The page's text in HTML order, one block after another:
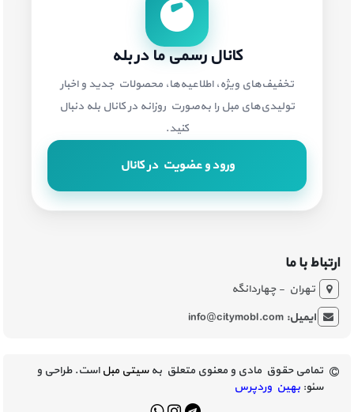
کانال رسمی ما در بله
تخفیف‌های ویژه، اطلاعیه‌ها، محصولات جدید و اخبار
تولیدی‌های مبل را به‌صورت روزانه در کانال بله دنبال
کنید.
ورود و عضویت در کانال
ارتباط با ما
تهران - چهاردانگه
ایمیل:info@citymobl.com
تمامی حقوق مادی و معنوی متعلق بهسیتی مبلاست. طراحی و
سئو: بهین وردپرس